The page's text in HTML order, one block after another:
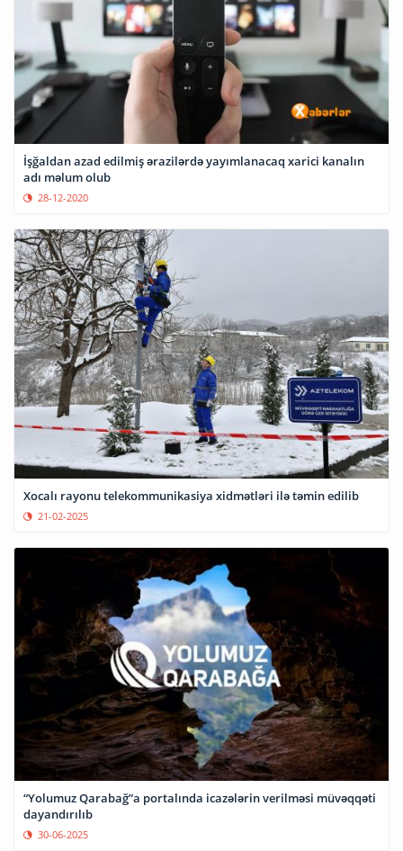
İşğaldan azad edilmiş ərazilərdə yayımlanacaq xarici kanalın
adı məlum olub
28-12-2020
Xocalı rayonu telekommunikasiya xidmətləri ilə təmin edilib
21-02-2025
“Yolumuz Qarabağ”a portalında icazələrin verilməsi müvəqqəti
dayandırılıb
30-06-2025